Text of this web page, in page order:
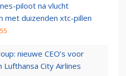
piloot na vlucht
met duizenden xtc-pillen
nieuwe CEO’s voor
Lufthansa City Airlines